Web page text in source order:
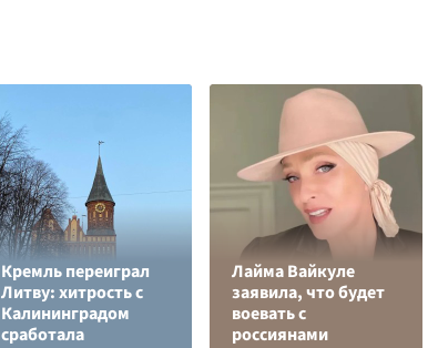
Кремль переиграл
Литву: хитрость с
Калининградом
сработала
Лайма Вайкуле
заявила, что будет
воевать с
россиянами